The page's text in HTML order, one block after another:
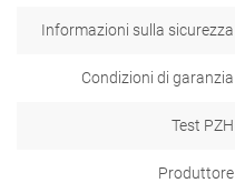
Informazioni sulla sicurezza
Condizioni di garanzia
Test PZH
Produttore